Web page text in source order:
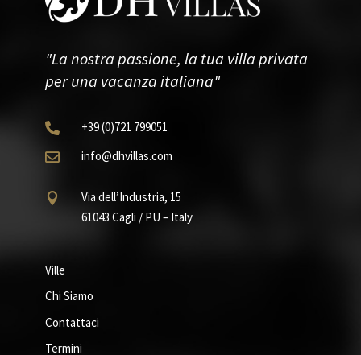
"La nostra passione, la tua villa privata
per una vacanza italiana"
 +39(0)721 799051
 info@dhvillas.com

Via dell’Industria, 15
61043 Cagli / PU – Italy
Ville
Chi Siamo
Contattaci
Termini